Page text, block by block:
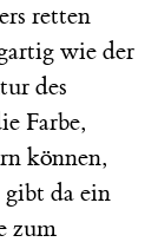
retten
wie der
des
Farbe,
können,
gibt da ein
zum